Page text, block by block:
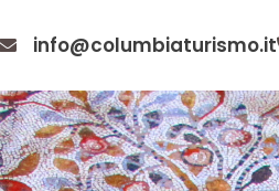
info@columbiaturismo.it